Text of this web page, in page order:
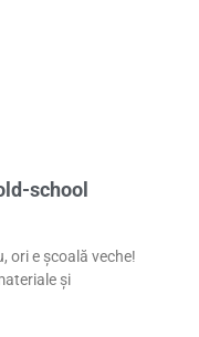
school
ori e școală veche!
și